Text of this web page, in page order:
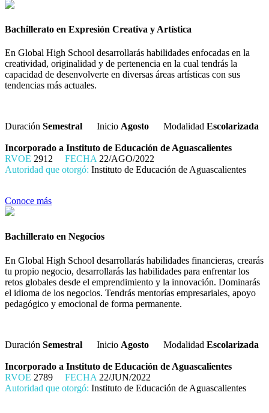
Bachillerato en Expresión Creativa y Artística
En Global High School desarrollarás habilidades enfocadas en la
creatividad, originalidad y de pertenencia en la cual tendrás la
capacidad de desenvolverte en diversas áreas artísticas con sus
tendencias más actuales.
Duración Semestral Inicio Agosto Modalidad Escolarizada
Incorporado a Instituto de Educación de Aguascalientes
RVOE 2912 FECHA 22/AGO/2022
Autoridad que otorgó: Instituto de Educación de Aguascalientes
Conoce más
Bachillerato en Negocios
En Global High School desarrollarás habilidades financieras, crearás
tu propio negocio, desarrollarás las habilidades para enfrentar los
retos globales desde el emprendimiento y la innovación. Dominarás
el idioma de los negocios. Tendrás mentorías empresariales, apoyo
pedagógico y emocional de forma permanente.
Duración Semestral Inicio Agosto Modalidad Escolarizada
Incorporado a Instituto de Educación de Aguascalientes
RVOE 2789 FECHA 22/JUN/2022
Autoridad que otorgó: Instituto de Educación de Aguascalientes